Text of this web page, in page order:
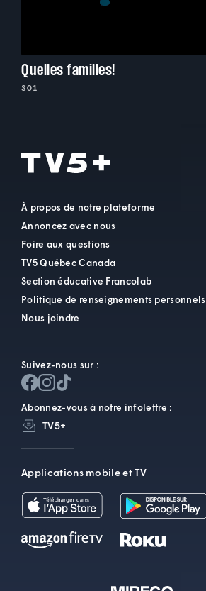
Quelles familles!
S01
À propos de notre plateforme
Annoncez avec nous
Foire aux questions
TV5 Québec Canada
Section éducative Francolab
Politique de renseignements personnels
Nous joindre
Suivez-nous sur :
Abonnez-vous à notre infolettre :
TV5+
Applications mobile et TV